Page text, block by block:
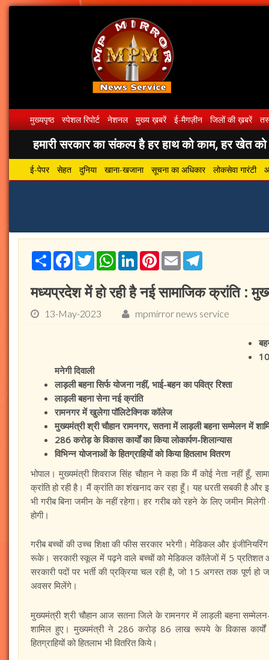
मुख्यपृष्ठ स्पेशल रिपोर्ट नेशनल मुख्य ख़बरें ई-मैगज़ीन जिलों की ख़बरें
हमारी सरकार का संकल्प है हर हाथ को काम, हर खेत को
ई-पेपर सेहत दुनिया खाना-खजाना सूचना का अधिकार लोकसेवा गारंटी
ShareFacebook
TwitterWhatsApp
LinkedInPinterest
Email
मध्यप्रदेश में हो रही है नई सामाजिक क्रांति :
13-May-2023 mpmirror news service
मनेगी दिवाली
लाड़ली बहना सिर्फ योजना नहीं, भाई-बहन का पवित्र रिश्ता
लाड़ली बहना सेना नई क्रांति
रामनगर में खुलेगा पॉलिटेक्निक कॉलेज
मुख्यमंत्री श्री चौहान रामनगर, सतना में लाड़ली बहना सम्मेलन में
286 करोड़ के विकास कार्यों का किया लोकार्पण-शिलान्यास
विभिन्न योजनाओं के हितग्राहियों को किया हितलाभ वितरण
भोपाल। मुख्यमंत्री शिवराज सिंह चौहान ने कहा कि मैं कोई नेता नहीं हूँ,
क्रांति हो रही है। मैं क्रांति का शंखनाद कर रहा हूँ। यह धरती सबकी है
भी गरीब बिना जमीन के नहीं रहेगा। हर गरीब को रहने के लिए जमीन
होगी।
गरीब बच्चों की उच्च शिक्षा की फीस सरकार भरेगी। मेडिकल और
रूके। सरकारी स्कूल में पढ़ने वाले बच्चों को मेडिकल कॉलेजों में 5 प्रतिशत
सरकारी पदों पर भर्ती की प्रक्रिया चल रही है, जो 15 अगस्त तक पूर्ण हो
अवसर मिलेंगे।
मुख्यमंत्री श्री चौहान आज सतना जिले के रामनगर में लाड़ली बहना
शामिल हुए। मुख्यमंत्री ने 286 करोड़ 86 लाख रूपये के विकास कार्यों
हितग्राहियों को हितलाभ भी वितरित किये।